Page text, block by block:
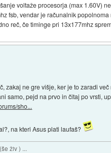
voltaže procesorja (max 1.60V)
fsb, vendar je računalnik popolnoma
reč, če timinge pri 13x177mhz
zakaj ne gre višje, ker je to zaradi
samo, pejd na prvo in čitaj po vrsti,
sho...
na kteri Asus plati laufaš?
živ ) ...